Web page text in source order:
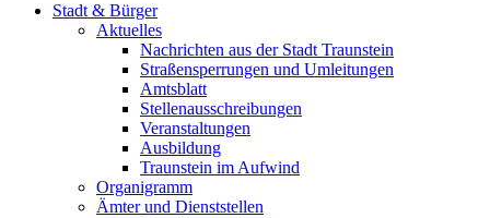
Stadt & Bürger
Aktuelles
Nachrichten aus der Stadt Traunstein
Straßensperrungen und Umleitungen
Amtsblatt
Stellenausschreibungen
Veranstaltungen
Ausbildung
Traunstein im Aufwind
Organigramm
Ämter und Dienststellen